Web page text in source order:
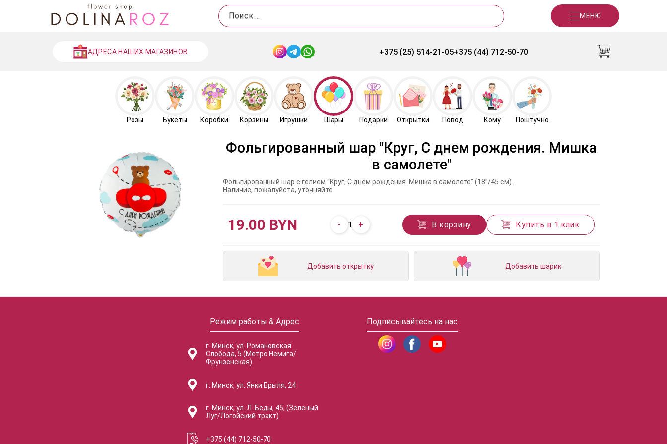
Поиск МЕНЮ
АДРЕСА НАШИХ МАГАЗИНОВ +375 (25) 514-21-05+375 (44) 712-50-70
Розы Букеты Коробки Корзины Игрушки Шары Подарки Открытки Повод Кому Поштучно
Фольгированный шар "Круг, С днем рождения. Мишка
в самолете"
Фольгированный шар с гелием “Круг, С днем рождения. Мишка в самолете” (18”/45 см).
Наличие, пожалуйста, уточняйте.
19.00 BYN - 1 + В корзину Купить в 1 клик
Добавить открытку Добавить шарик
Режим работы & Адрес
г. Минск, ул. Романовская
Слобода, 5 (Метро Немига/
Фрунзенская)
г. Минск, ул. Янки Брыля, 24
г. Минск, ул. Л. Беды, 45, (Зеленый
Луг/Логойский тракт)
+375 (44) 712-50-70
Подписывайтесь на нас